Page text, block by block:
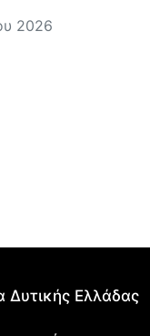
2026
Δυτικής Ελλάδας​